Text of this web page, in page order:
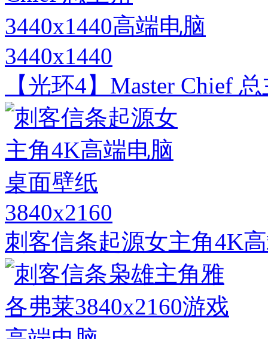
3440x1440
【光环4】Master Chief
3840x2160
刺客信条起源女主角4K